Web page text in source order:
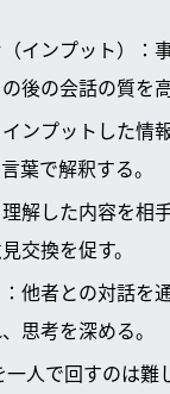
インプット）：
後の会話の質を高
ンプットした情
葉で解釈する。
解した内容を相
交換を促す。
他者との対話を
思考を深める。
一人で回すのは難